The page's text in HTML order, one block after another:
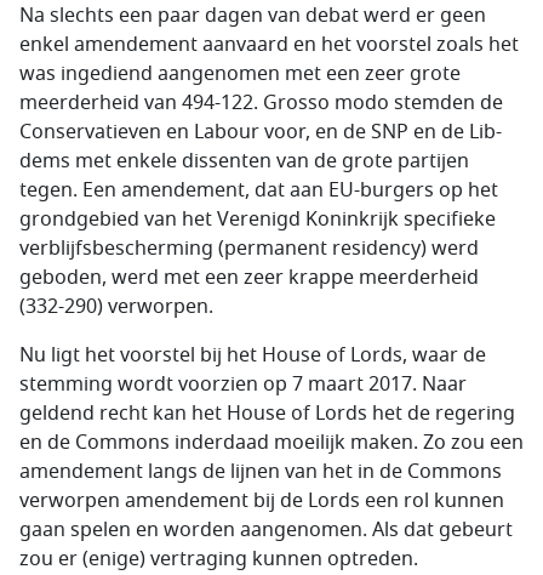
Na slechts een paar dagen van debat werd er geen
enkel amendement aanvaard en het voorstel zoals het
was ingediend aangenomen met een zeer grote
meerderheid van 494-122. Grosso modo stemden de
Conservatieven en Labour voor, en de SNP en de Lib-
dems met enkele dissenten van de grote partijen
tegen. Een amendement, dat aan EU-burgers op het
grondgebied van het Verenigd Koninkrijk specifieke
verblijfsbescherming (permanent residency)werd
geboden, werd met een zeer krappe meerderheid
(332-290) verworpen.
Nu ligt het voorstel bij het House of Lords, waar de
stemming wordt voorzien op 7 maart 2017. Naar
geldend recht kan het House of Lords het de regering
en de Commons inderdaad moeilijk maken. Zo zou een
amendement langs de lijnen van het in de Commons
verworpen amendement bij de Lords een rol kunnen
gaan spelen en worden aangenomen. Als dat gebeurt
zou er (enige) vertraging kunnen optreden.